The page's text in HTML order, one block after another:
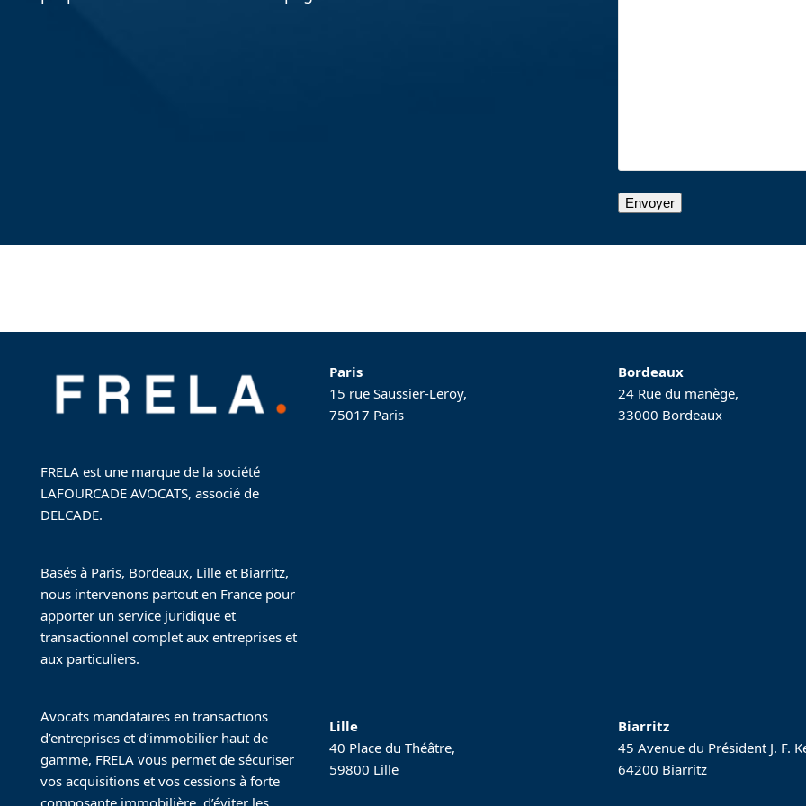
FRELA est une marque de la société
LAFOURCADE AVOCATS, associé de
DELCADE.
Basés à Paris, Bordeaux, Lille et Biarritz,
nous intervenons partout en France pour
apporter un service juridique et
transactionnel complet aux entreprises et
aux particuliers.
Avocats mandataires en transactions
d’entreprises et d’immobilier haut de
gamme, FRELA vous permet de sécuriser
vos acquisitions et vos cessions à forte
composante immobilière, d’éviter les
Paris
15 rue Saussier-Leroy,
75017 Paris
Lille
40 Place du Théâtre,
59800 Lille
Bordeaux
24 Rue du manège,
33000 Bordeaux
Biarritz
45 Avenue du Président J. F.
64200 Biarritz